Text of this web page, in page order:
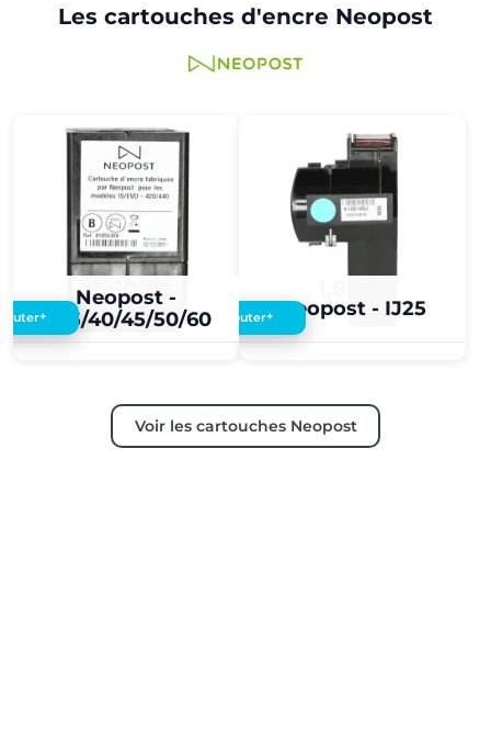
Les cartouches d'encre Neopost
Neopost -
IJ35/40/45/50/60
3,60 €
+ Neopost - IJ25
Ajouter+
Voir les cartouches Neopost